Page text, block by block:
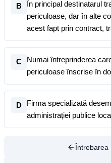
B
În principal destinatarul
periculoase, dar în alte
acest fapt prin contract,
C
Numai întreprinderea
periculoase înscrise în
D
Firma specializată
administrației publice
Întrebarea